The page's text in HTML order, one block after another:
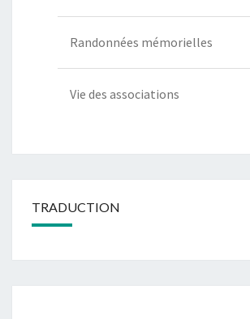
Randonnées mémorielles
Vie des associations
TRADUCTION